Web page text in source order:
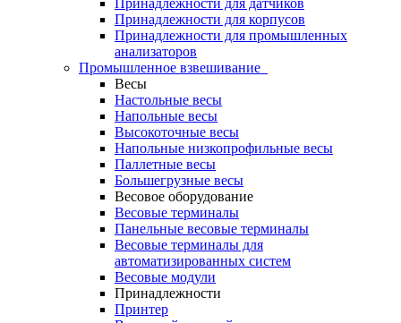
Принадлежности для датчиков
Принадлежности для корпусов
Принадлежности для промышленных
анализаторов
Промышленное взвешивание
Весы
Настольные весы
Напольные весы
Высокоточные весы
Напольные низкопрофильные весы
Паллетные весы
Большегрузные весы
Весовое оборудование
Весовые терминалы
Панельные весовые терминалы
Весовые терминалы для
автоматизированных систем
Весовые модули
Принадлежности
Принтер